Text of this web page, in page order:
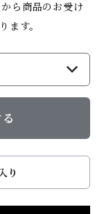
ら商品のお受け
ます。
り